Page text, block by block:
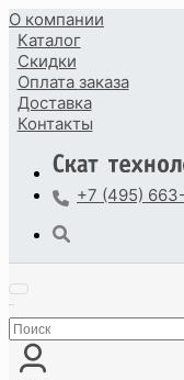
О компании
Каталог
Скидки
Оплата заказа
Доставка
Контакты
+7 (495)